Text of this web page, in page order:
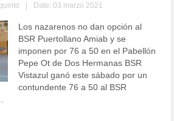
Date: 03 marzo 2021
Los nazarenos no dan opción al
BSR Puertollano Amiab y se
imponen por 76 a 50 en el Pabellón
Pepe Ot de Dos Hermanas BSR
Vistazul ganó este sábado por un
contundente 76 a 50 al BSR